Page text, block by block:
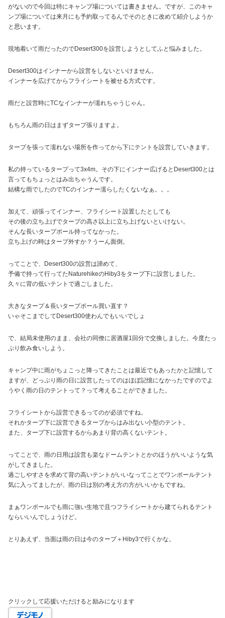
がないので今回は特にキャンプ場については書きません。ですが、このキャ
ンプ場については来月にも予約取ってるんでそのときに改めて紹介しようか
と思います。
現地着いて雨だったのでDesert300を設営しようとしてふと悩みました。
Desert300はインナーから設営をしないといけません。
インナーを広げてからフライシートを被せる方式です。
雨だと設営時にTCなインナーが濡れちゃうじゃん。
もちろん雨の日はまずタープ張りますよ。
タープを張って濡れない場所を作ってから下にテントを設営していきます。
私の持っているタープって3x4m。その下にインナー広げるとDesert300とは
言ってもちょっとはみ出ちゃうんです。
結構な雨でしたのでTCのインナー濡らしたくないなぁ。。。
加えて、頑張ってインナー、フライシート設置したとしても
その後の立ち上げでタープの高さ以上に立ち上げないといけない。
そんな長いタープポール持ってなかった。
立ち上げの時はタープ外すか？うーん面倒。
ってことで、Desert300の設営は諦めて、
予備で持って行ってたNaturehikeのHiby3をタープ下に設営しました。
久々に背の低いテントで過ごしました。
大きなタープ＆長いタープポール買い直す？
いゃそこまでしてDesert300使わんでもいいでしょ
で、結局未使用のまま、会社の同僚に居酒屋1回分で交換しました。今度たっ
ぷり飲み食いしよう。
キャンプ中に雨がちょこっと降ってきたことは最近でもあったかと記憶して
ますが、どっぷり雨の日に設営したってのはほぼ記憶になかったですのでよ
うやく雨の日のテントって？って考えることができました。
フライシートから設営できるってのが必須ですね。
それかタープ下に設営できるタープからはみ出ない小型のテント。
また、タープ下に設営するからあまり背の高くないテント。
ってことで、雨の日用は設営も楽なドームテントとかのほうがいいような気
がしてきました。
過ごしやすさを求めて背の高いテントがいいなってことでワンポールテント
気に入ってましたが、雨の日は別の考え方の方がいいかもですね。
まぁワンポールでも雨に強い生地で且つフライシートから建てられるテント
ならいいんでしょうけど。
とりあえず、当面は雨の日は今のタープ＋Hiby3で行くかな。
クリックして応援いただけると励みになります